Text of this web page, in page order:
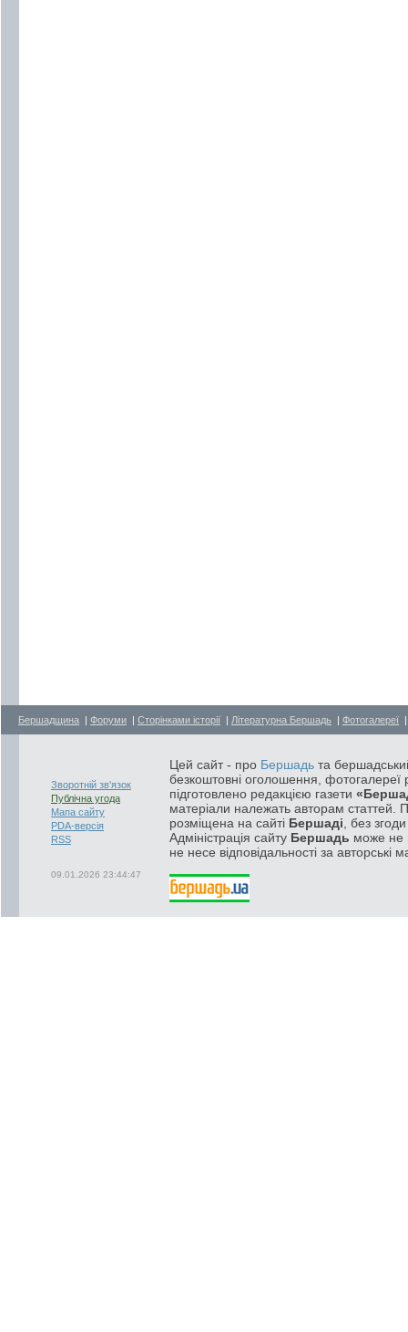
Бершадщина | Форуми | Сторінками історії | Літературна Бершадь | Фотогалереї
Зворотній зв'язок
Публічна угода
Мапа сайту
PDA-версія
RSS
09.01.2026 23:44:47
Цей сайт - про Бершадь та
безкоштовні оголошення, фотогалереї
підготовлено редакцією газети
матеріали належать авторам статтей.
розміщена на сайті Бершаді , без
Адміністрація сайту Бершадь може не
не несе відповідальності за авторські